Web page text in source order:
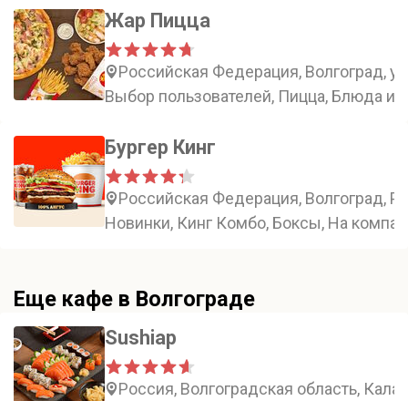
Жар Пицца
Российская Федерация, Волгоград,
Выбор пользователей, Пиццa, Блюда из
Бургер Кинг
Российская Федерация, Волгоград,
Новинки, Кинг Комбо, Боксы, На
Еще кафе в Волгограде
Sushiap
Россия, Волгоградская область,